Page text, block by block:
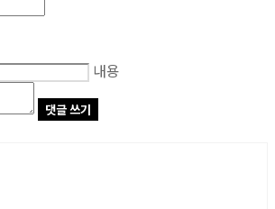
내용
댓글 쓰기